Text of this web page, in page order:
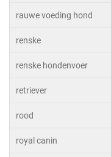
rauwe voeding hond
renske
renske hondenvoer
retriever
rood
royal canin